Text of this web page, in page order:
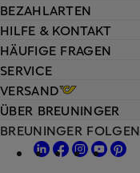
HILFE & KONTAKT
HÄUFIGE FRAGEN
SERVICE
VERSAND
BEZAHLARTEN
ÜBER BREUNINGER
BREUNINGER FOLGEN